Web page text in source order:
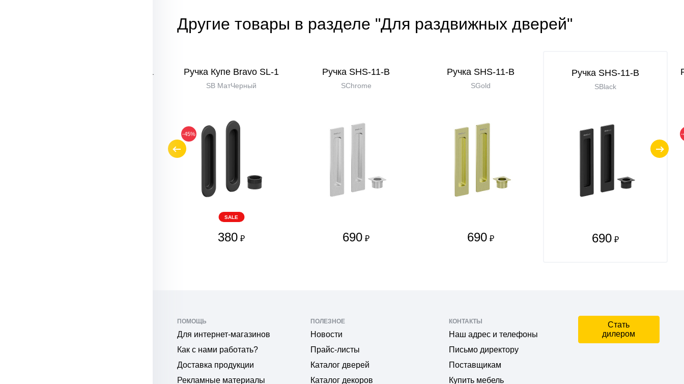
Другие товары в разделе "Для раздвижных дверей"
Ручка Купе Bravo SL-1 Ручка Купе Bravo SL-1
SB МатЧерный
-45%
SALE
380 ₽
Ручка SHS-11-B
SChrome
690 ₽
Ручка SHS-11-B
SGold
690 ₽
Ручка SHS-11-B
SBlack
690 ₽
-
ПОМОЩЬ
Для интернет-магазинов
Как с нами работать?
Доставка продукции
Рекламные материалы
ПОЛЕЗНОЕ
Новости
Прайс-листы
Каталог дверей
Каталог декоров
КОНТАКТЫ
Наш адрес и телефоны
Письмо директору
Поставщикам
Купить мебель
Стать
дилером